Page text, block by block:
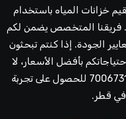
خزانات المياه باستخدام
فريقنا المتخصص يضمن لكم
الجودة. إذا كنتم تبحثون
بأفضل الأسعار، لا
تترددوا في الاتصال بنا اليوم على 70067311 للحصول على تجربة
قطر.